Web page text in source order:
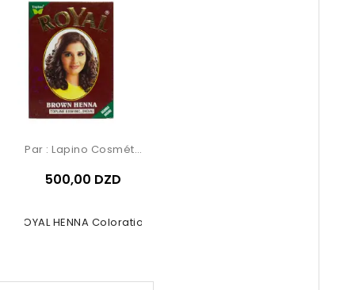
ROYAL HENNA Coloration
Par : Lapino Cosmétique
500,00 DZD